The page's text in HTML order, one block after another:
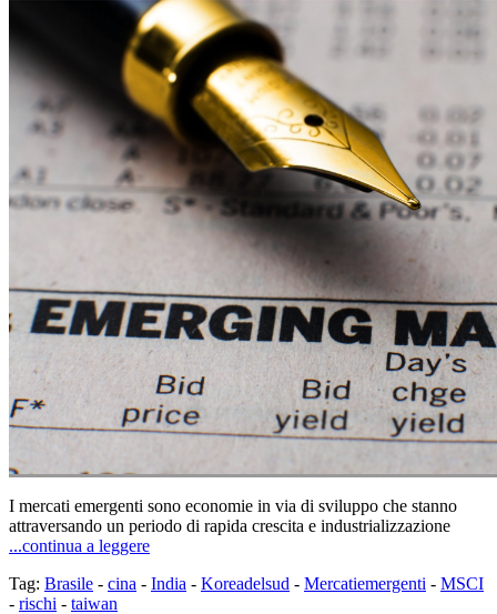
I mercati emergenti sono economie in via di sviluppo che stanno
attraversando un periodo di rapida crescita e industrializzazione
...continua a leggere
Tag: Brasile - cina - India - Koreadelsud - Mercatiemergenti - MSCI
- rischi - taiwan